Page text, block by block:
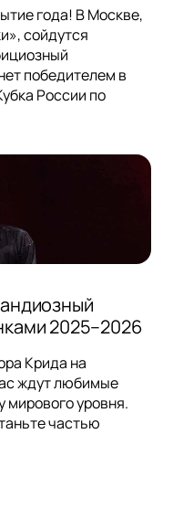
года! В Москве,
сойдутся
победителем в
России по
2025–2026
Крида на
ждут любимые
мирового уровня.
частью